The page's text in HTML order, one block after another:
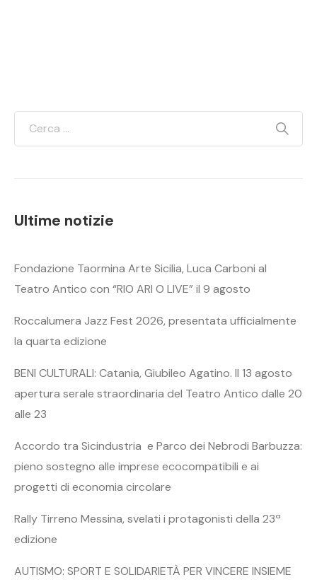
Ultime notizie
Fondazione Taormina Arte Sicilia, Luca Carboni al
Teatro Antico con “RIO ARI O LIVE” il 9 agosto
Roccalumera Jazz Fest 2026, presentata ufficialmente
la quarta edizione
BENI CULTURALI: Catania, Giubileo Agatino. Il 13 agosto
apertura serale straordinaria del Teatro Antico dalle 20
alle 23
Accordo tra Sicindustria e Parco dei Nebrodi Barbuzza:
pieno sostegno alle imprese ecocompatibili e ai
progetti di economia circolare
Rally Tirreno Messina, svelati i protagonisti della 23ª
edizione
AUTISMO: SPORT E SOLIDARIETÀ PER VINCERE INSIEME